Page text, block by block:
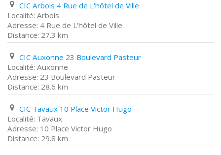
CIC Arbois 4 Rue de L'hôtel de Ville
Arbois
4 Rue de L'hôtel de Ville
27.3 km
CIC Auxonne 23 Boulevard Pasteur
Auxonne
23 Boulevard Pasteur
28.6 km
CIC Tavaux 10 Place Victor Hugo
Tavaux
10 Place Victor Hugo
29.8 km